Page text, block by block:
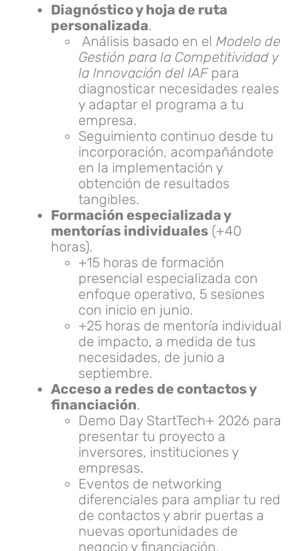
Diagnóstico y hoja de ruta
personalizada.
Análisis basado en el Modelo de
Gestión para la Competitividad y
la Innovación del IAFpara
diagnosticar necesidades reales
y adaptar el programa a tu
empresa.
Seguimiento continuo desde tu
incorporación, acompañándote
en la implementación y
obtención de resultados
tangibles.
Formación especializada y
mentorías individuales(+40
horas).
+15 horas de formación
presencial especializada con
enfoque operativo, 5 sesiones
con inicio en junio.
+25 horas de mentoría individual
de impacto, a medida de tus
necesidades, de junio a
septiembre.
Acceso a redes de contactos y
financiación.
Demo Day StartTech+ 2026 para
presentar tu proyecto a
inversores, instituciones y
empresas.
Eventos de networking
diferenciales para ampliar tu red
de contactos y abrir puertas a
nuevas oportunidades de
negocio y financiación.